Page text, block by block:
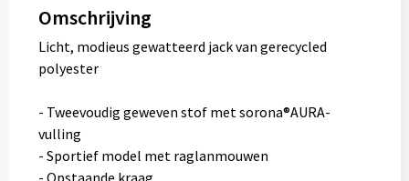
Omschrijving
Licht, modieus gewatteerd jack van gerecycled
polyester
- Tweevoudig geweven stof met sorona®AURA-
vulling
- Sportief model met raglanmouwen
- Opstaande kraag